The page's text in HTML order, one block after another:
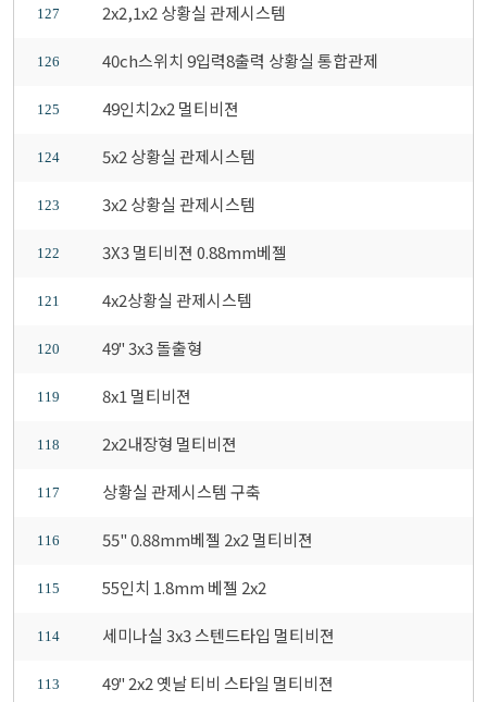
127 2x2,1x2 상황실 관제시스템
126 40ch스위치 9입력8출력 상황실 통합관제
125 49인치2x2 멀티비젼
124 5x2 상황실 관제시스템
123 3x2 상황실 관제시스템
122 3X3 멀티비젼 0.88mm베젤
121 4x2상황실 관제시스템
120 49" 3x3 돌출형
119 8x1 멀티비젼
118 2x2내장형 멀티비젼
117 상황실 관제시스템 구축
116 55" 0.88mm베젤 2x2 멀티비젼
115 55인치 1.8mm 베젤 2x2
114 세미나실 3x3 스텐드타입 멀티비젼
113 49" 2x2 옛날 티비 스타일 멀티비젼